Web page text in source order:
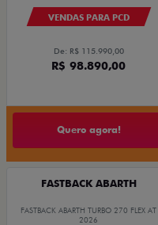
VENDAS PARA PCD
De: R$ 115.990,00
R$ 98.890,00
Quero agora!
FASTBACK ABARTH
FASTBACK ABARTH TURBO 270 FLEX AT
2026